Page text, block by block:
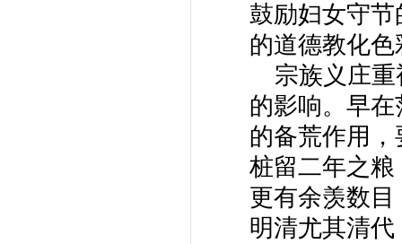
鼓励妇女守
的道德教化
宗族义庄
的影响。早
的备荒作用
桩留二年之
更有余羡数
明清尤其清